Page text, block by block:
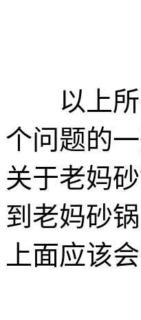
以上所
个问题的
关于老妈
到老妈砂
上面应该